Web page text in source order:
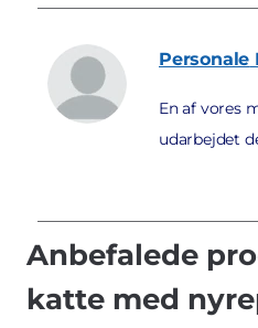
Personale
En af vores
udarbejdet
Anbefalede
katte med